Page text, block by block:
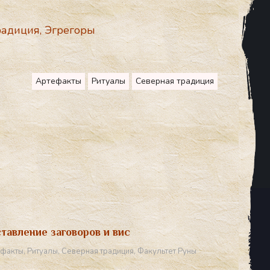
,Эгрегоры
Артефакты Ритуалы Северная традиция
заговоров и вис
,Ритуалы,Северная традиция,Факультет Руны